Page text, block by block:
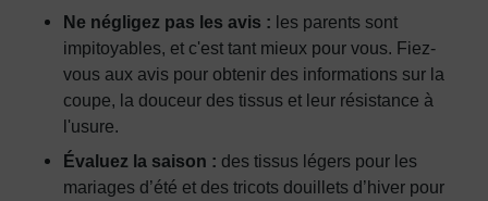
Ne négligez pas les avis : les parents sont
impitoyables, et c'est tant mieux pour vous. Fiez-
vous aux avis pour obtenir des informations sur la
coupe, la douceur des tissus et leur résistance à
l'usure.
Évaluez la saison : des tissus légers pour les
mariages d’été et des tricots douillets d’hiver pour